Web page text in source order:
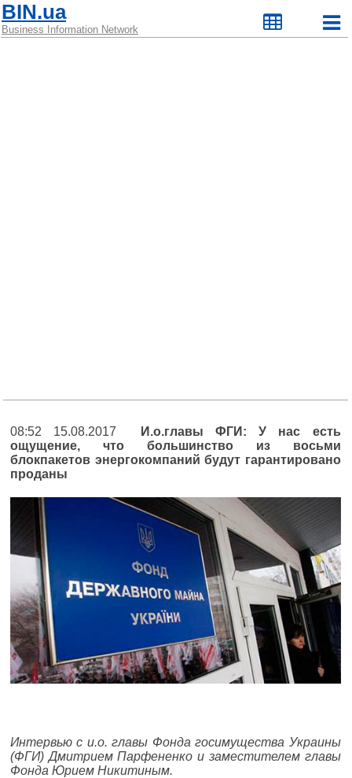
BIN.ua
Business Information Network
08:52 15.08.2017
И.о.главы ФГИ: У нас есть
ощущение, что большинство из восьми
блокпакетов энергокомпаний будут гарантировано
проданы
Интервью с и.о. главы Фонда госимущества Украины
(ФГИ) Дмитрием Парфененко и заместителем главы
Фонда Юрием Никитиным.